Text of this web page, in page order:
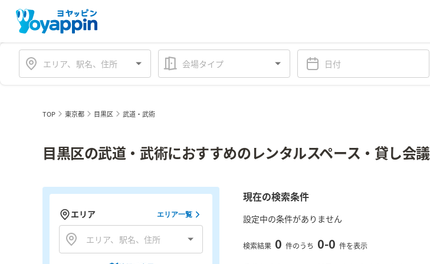
会場タイプ
TOP 東京都 目黒区 武道・武術
目黒区の武道・武術におすすめのレンタルスペース・貸し会
現在の検索条件
設定中の条件がありません
検索結果 0 件のうち 0-0 件を表示
エリア エリア一覧